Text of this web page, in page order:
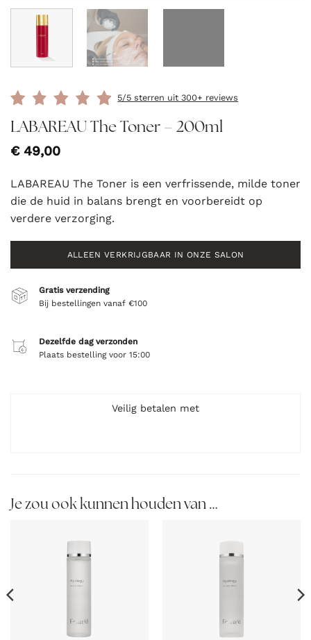
5/5 sterren uit 300+ reviews
LABAREAU The Toner – 200ml
€49,00
LABAREAU The Toner is een verfrissende, milde toner
die de huid in balans brengt en voorbereidt op
verdere verzorging.
ALLEEN VERKRIJGBAAR IN ONZE SALON
Gratis verzending
Bij bestellingen vanaf €100
Dezelfde dag verzonden
Plaats bestelling voor 15:00
Veilig betalen met
Je zou ook kunnen houden van …